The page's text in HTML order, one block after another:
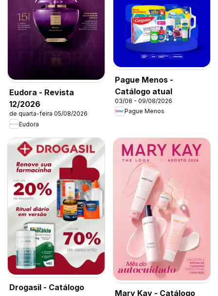
Eudora - Revista
12/2026
de quarta-feira 05/08/2026
Eudora
Pague Menos -
Catálogo atual
03/08 - 09/08/2026
Pague Menos
Drogasil - Catálogo
Mary Kay - Catálogo